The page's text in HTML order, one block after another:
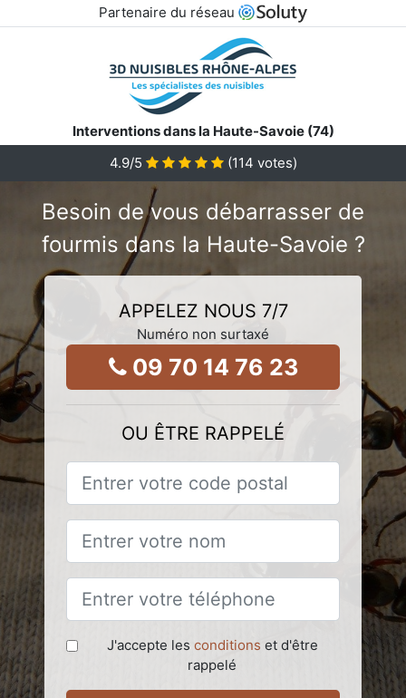
Partenaire du réseau
Interventions dans la Haute-Savoie (74)
4.9/5 (114 votes)
Besoin de vous débarrasser de
fourmis dans la Haute-Savoie ?
APPELEZ NOUS 7/7
Numéro non surtaxé
09 70 14 76 23
OU ÊTRE RAPPELÉ
J'accepte les conditions et d'être
rappelé